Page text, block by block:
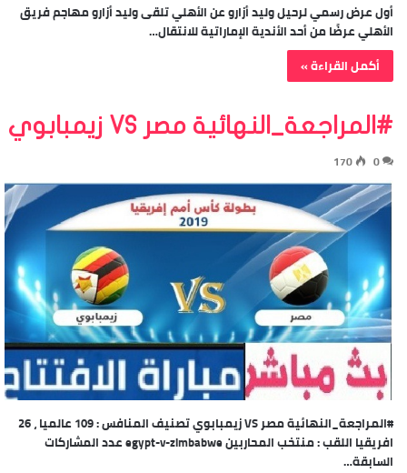
أول عرض رسمي لرحيل وليد أزارو عن الأهلي تلقى وليد أزارو مهاجم فريق
الأهلي عرضًا من أحد الأندية الإماراتية للانتقال…
أكمل القراءة »
#المراجعة_النهائية مصر VS زيمبابوي
0
170
#المراجعة_النهائية مصر VS زيمبابوي تصنيف المنافس : 109 عالميا ، 26
افريقيا اللقب : منتخب المحاربين egypt-v-zimbabwe عدد المشاركات
السابقة…